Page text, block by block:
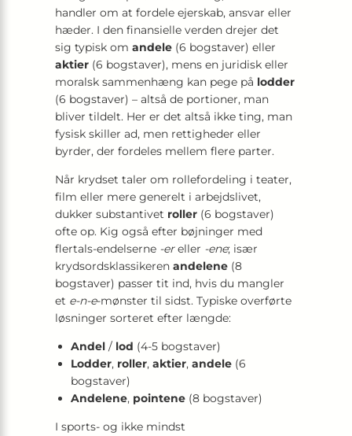
handler om at fordele ejerskab, ansvar eller
hæder. I den finansielle verden drejer det
sig typisk om andele (6 bogstaver) eller
aktier (6 bogstaver), mens en juridisk eller
moralsk sammenhæng kan pege på lodder
(6 bogstaver) – altså de portioner, man
bliver tildelt. Her er det altså ikke ting, man
fysisk skiller ad, men rettigheder eller
byrder, der fordeles mellem flere parter.
Når krydset taler om rollefordeling i teater,
film eller mere generelt i arbejdslivet,
dukker substantivet roller (6 bogstaver)
ofte op. Kig også efter bøjninger med
flertals-endelserne -ereller -ene; især
krydsordsklassikeren andelene (8
bogstaver) passer tit ind, hvis du mangler
et e-n-e-mønster til sidst. Typiske overførte
løsninger sorteret efter længde:
Andel / lod (4-5 bogstaver)
Lodder, roller, aktier, andele (6
bogstaver)
Andelene, pointene (8 bogstaver)
I sports- og ikke mindst